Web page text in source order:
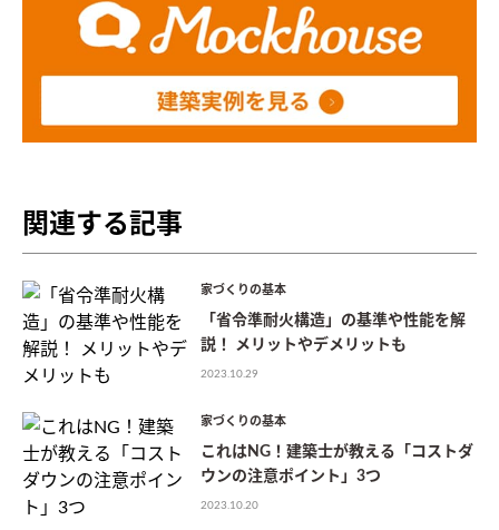
関連する記事
家づくりの基本
「省令準耐火構造」の基準や性能を解
説！ メリットやデメリットも
2023.10.29
家づくりの基本
これはNG！建築士が教える「コストダ
ウンの注意ポイント」3つ
2023.10.20